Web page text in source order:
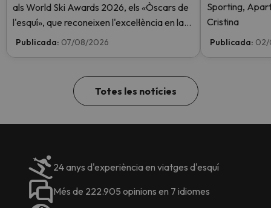
als World Ski Awards 2026, els «Òscars de
l'esquí», que reconeixen l'excel·lència en la
indústria de l'esquí. Vota ara i ajuda'ns a
Publicada: 07/08/2026
Sporting,
Cristina
Publicada:
Totes les notícies
24 anys d'experiència en viatges d'esquí
Més de 222.905 opinions en 7 idiomes